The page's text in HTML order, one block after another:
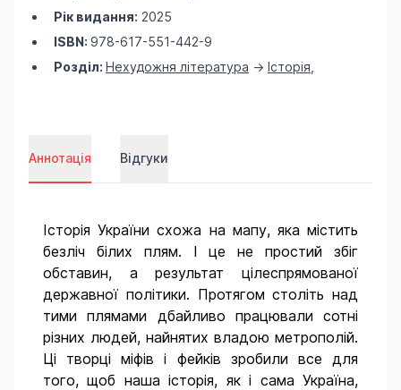
Рік видання: 2025
ISBN: 978-617-551-442-9
Розділ: Нехудожня література -> Історія
Аннотація Відгуки
Історія України схожа на мапу, яка містить
безліч білих плям. І це не простий збіг
обставин, а результат цілеспрямованої
державної політики. Протягом століть над
тими плямами дбайливо працювали сотні
різних людей, найнятих владою метрополій.
Ці творці міфів і фейків зробили все для
того, щоб наша історія, як і сама Україна,